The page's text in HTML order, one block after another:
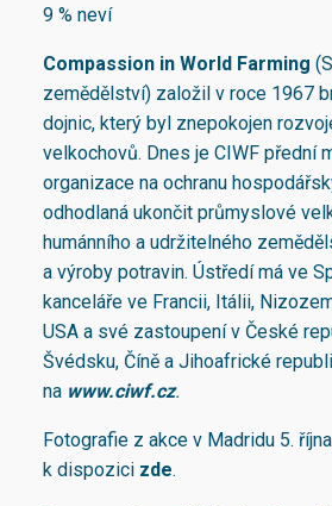
9 % neví
Compassion in World Farming
zemědělství) založil v roce 1967
dojnic, který byl znepokojen
velkochovů. Dnes je CIWF přední
organizace na ochranu
odhodlaná ukončit průmyslové
humánního a udržitelného
a výroby potravin. Ústředí má ve
kanceláře ve Francii, Itálii,
USA a své zastoupení v České
Švédsku, Číně a Jihoafrické
na www.ciwf.cz.
Fotografie z akce v Madridu 5.
k dispozici zde.